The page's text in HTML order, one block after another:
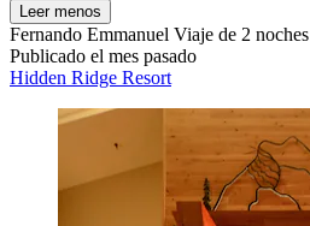
Leer menos
Fernando Emmanuel Viaje de 2 noches
Publicado el mes pasado
Hidden Ridge Resort